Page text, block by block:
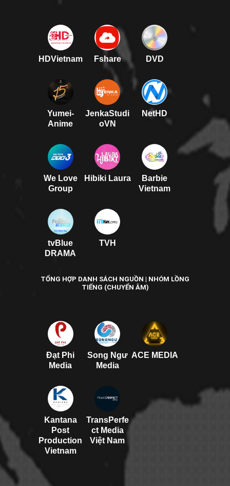
HDVietnam Fshare DVD
Yumei-
Anime
JenkaStudi
oVN
NetHD
We Love
Group
Hibiki Laura
Barbie
Vietnam
tvBlue
DRAMA
TVH
TỔNG HỢP DANH SÁCH NGUỒN | NHÓM LỒNG
TIẾNG (CHUYỂN ÂM)
Đạt Phi
Media
Song Ngư
Media
ACE MEDIA
Kantana
Post
Production
Vietnam
TransPerfe
ct Media
Việt Nam